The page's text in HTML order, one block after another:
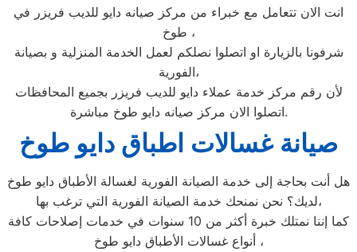
انت الان تتعامل مع خبراء من مركز صيانه دايو للديب فريزر في
طوخ ،
شرفونا بالزيارة او اتصلوا نصلكم لعمل الخدمة المنزلية و بصيانة
الفورية،
لأن رقم مركز خدمة عملاء دايو للديب فريزر بجميع المحافظات
اتصلوا الان مركز صيانه دايو طوخ مباشرة.
صيانة غسالات اطباق دايو طوخ
هل أنت بحاجة إلى خدمة الصيانة الفورية لغسالة الأطباق دايو طوخ
لديك؟ نحن نمنحك خدمة الصيانة الفورية التي ترغب بها،
كما إننا نمتلك خبرة أكثر من 10 سنوات في خدمات إصلاحات كافة
أنواع غسالات الأطباق دايو طوخ ،